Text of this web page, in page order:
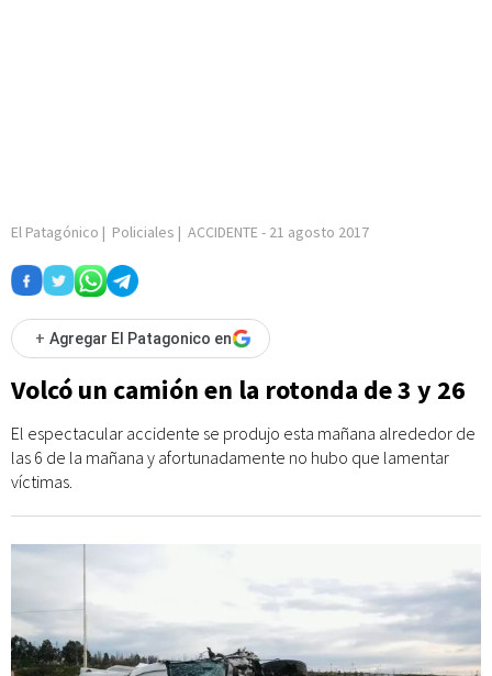
El Patagónico | Policiales | ACCIDENTE- 21 agosto 2017
+ Agregar El Patagonico en
Volcó un camión en la rotonda de 3 y 26
El espectacular accidente se produjo esta mañana alrededor de
las 6 de la mañana y afortunadamente no hubo que lamentar
víctimas.